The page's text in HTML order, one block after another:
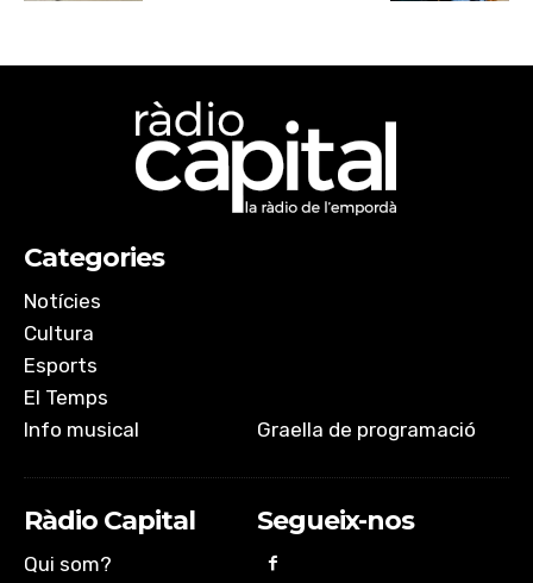
Categories
Notícies
Cultura
Esports
El Temps
Info musical
Graella de programació
Ràdio Capital
Qui som?
Segueix-nos